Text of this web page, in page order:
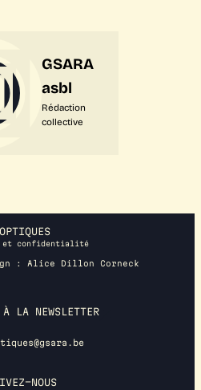
GSARA
asbl
Rédaction
collective
et confidentialité
: Alice Dillon Corneck
LA NEWSLETTER
NOUS